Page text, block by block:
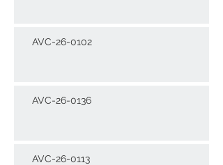
AVC-26-0102
AVC-26-0136
AVC-26-0113